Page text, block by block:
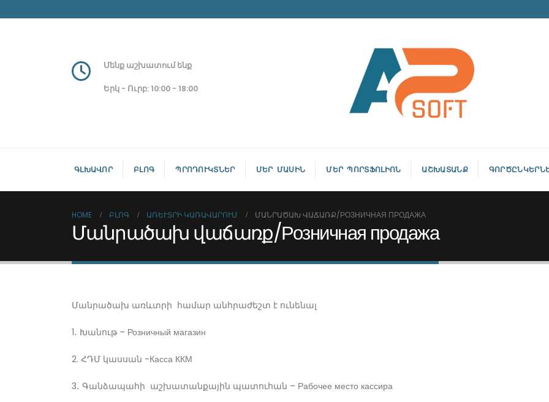
Մենք աշխատում ենք
Երկ - Ուրբ: 10:00 - 18:00
ԳԼԽԱՎՈՐ ԲԼՈԳ ՊՐՈԴՈՒԿՏՆԵՐ ՄԵՐ ՄԱՍԻՆ ՄԵՐ ՊՈՐՏՖՈԼԻՈՆ ԱՇԽԱՏԱՆՔ
HOME ԲԼՈԳ ԱՌԵՒՏՐԻ ԿԱՌԱՎԱՐՈՒՄ ՄԱՆՐԱԾԱԽ ՎԱՃԱՌՔ/РОЗНИЧНАЯ ПРОДАЖА
Մանրածախ վաճառք/Розничная продажа
Մանրածախ առևտրի համար անհրաժեշտ է ունենալ
1․ Խանութ – Розничный магазин
2. ՀԴՄ կասսան -Касса ККМ
3․ Գանձապահի աշխատանքային պատուհան – Рабочее место кассира